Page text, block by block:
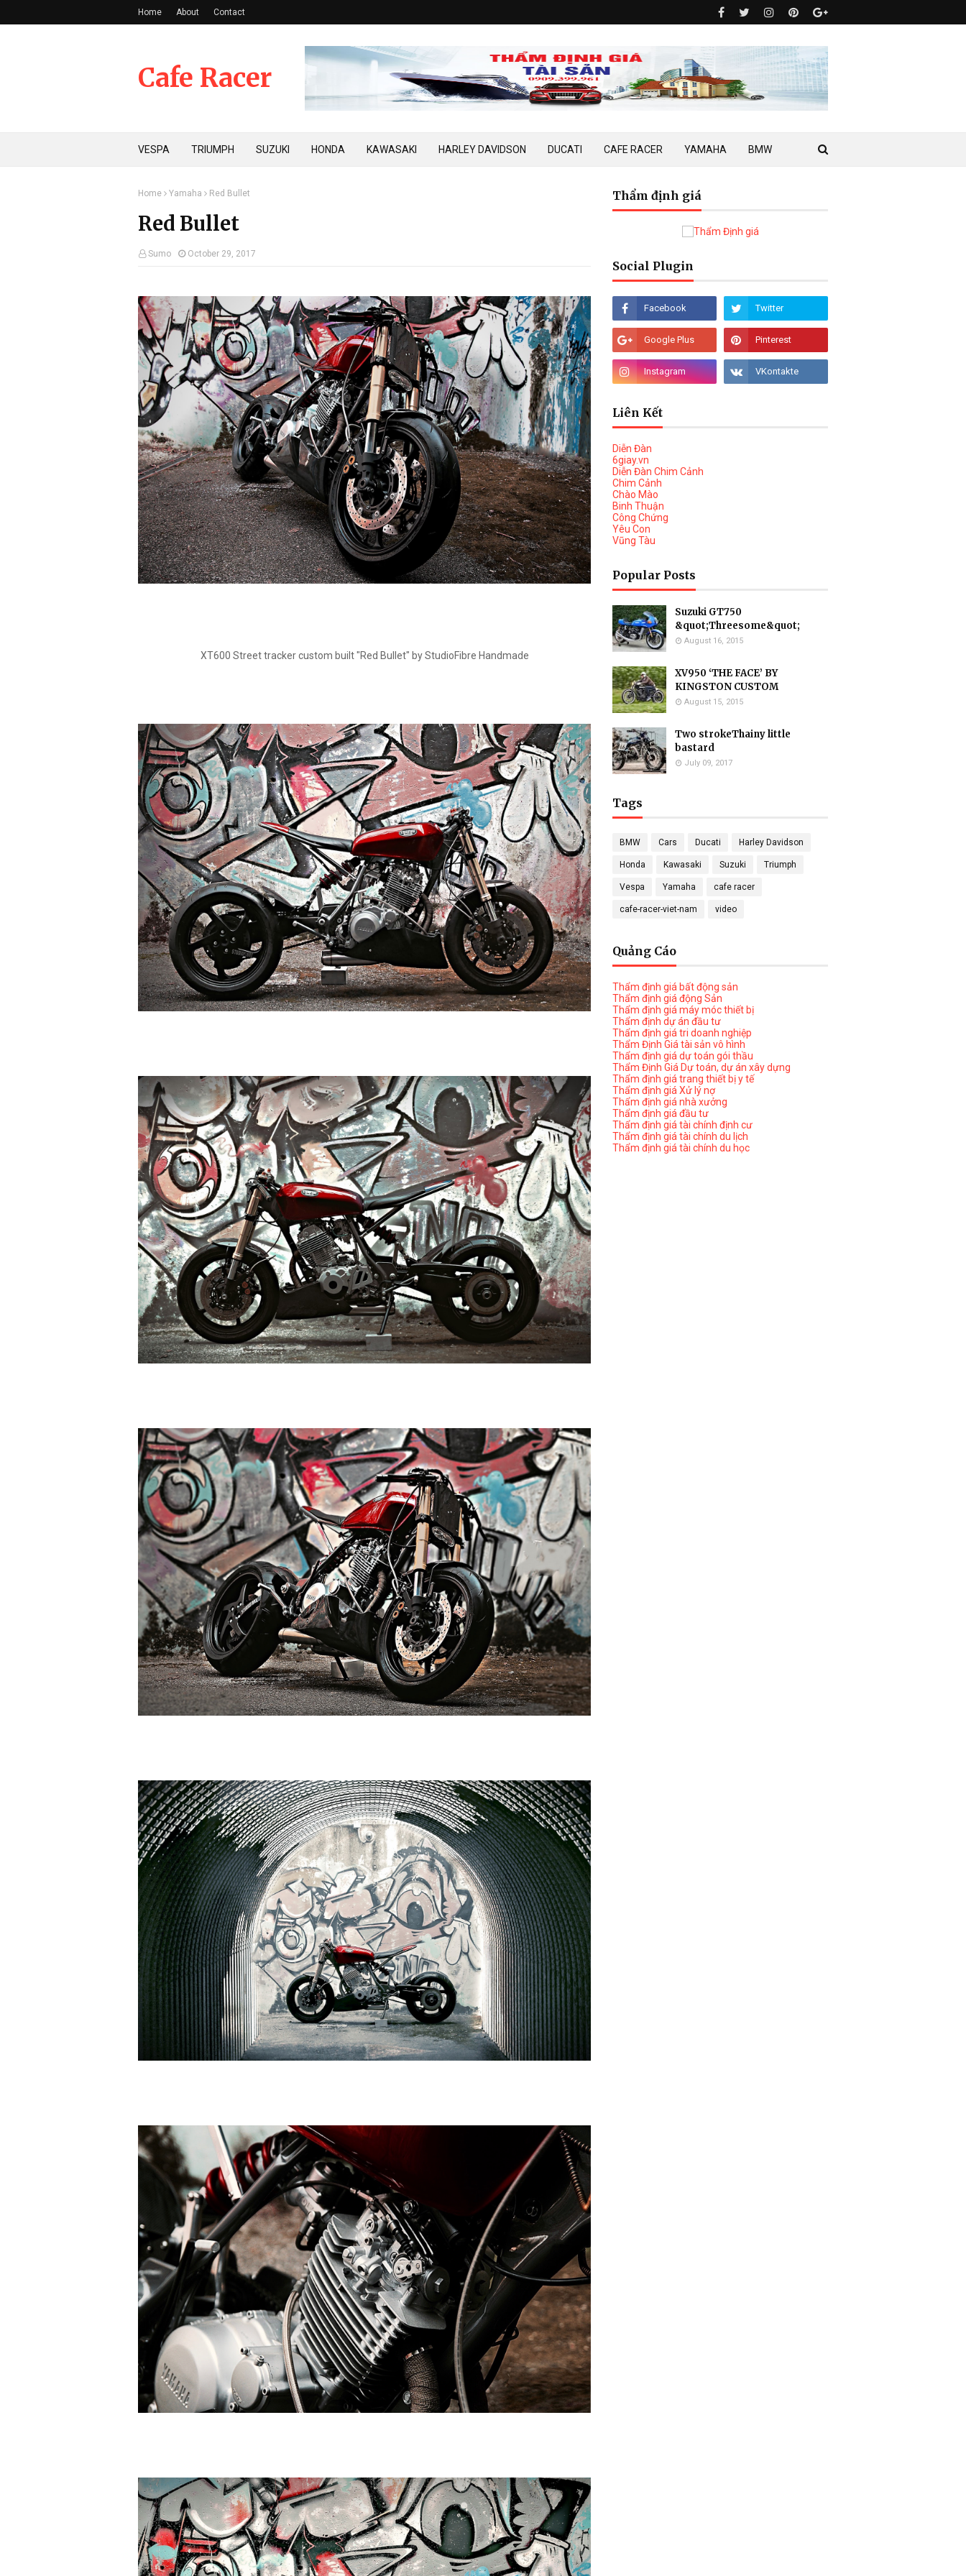
Home About Contact
Cafe Racer
VESPA TRIUMPH SUZUKI HONDA KAWASAKI HARLEY DAVIDSON DUCATI CAFE RACER YAMAHA BMW
Home Yamaha Red Bullet
Red Bullet
Sumo October 29, 2017
XT600 Street tracker custom built "Red Bullet" by StudioFibre Handmade
Thẩm định giá
Social Plugin
Liên Kết
Diễn Đàn
6giay.vn
Diễn Đàn Chim Cảnh
Chim Cảnh
Chào Mào
Binh Thuận
Công Chứng
Yêu Con
Vũng Tàu
Popular Posts
Suzuki GT750
&quot;Threesome&quot;
August 16, 2015
XV950 ‘THE FACE’ BY
KINGSTON CUSTOM
August 15, 2015
Two strokeThainy little
bastard
July 09, 2017
Tags
BMW Cars Ducati Harley Davidson
Honda Kawasaki Suzuki Triumph
Vespa Yamaha cafe racer
cafe-racer-viet-nam video
Quảng Cáo
Thẩm định giá bất động sản
Thẩm định giá động Sản
Thẩm định giá máy móc thiết bị
Thẩm định dự án đầu tư
Thẩm định giá tri doanh nghiệp
Thẩm Định Giá tài sản vô hình
Thẩm định giá dự toán gói thầu
Thẩm Định Giá Dự toán, dự án xây dựng
Thẩm định giá trang thiết bị y tế
Thẩm định giá Xử lý nợ
Thẩm định giá nhà xưởng
Thẩm định giá đầu tư
Thẩm định giá tài chính định cư
Thẩm định giá tài chính du lịch
Thẩm định giá tài chính du học